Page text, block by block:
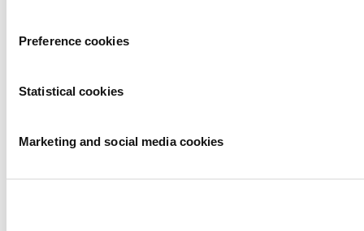
Preference cookies
Statistical cookies
Marketing and social media cookies